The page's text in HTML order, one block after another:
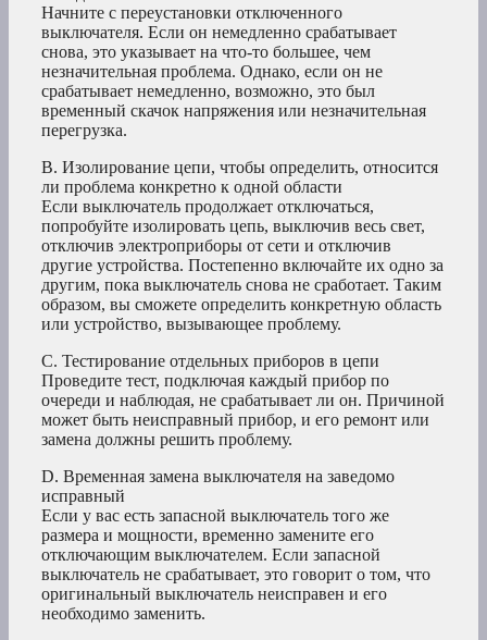
Начните с переустановки отключенного
выключателя. Если он немедленно срабатывает
снова, это указывает на что-то большее, чем
незначительная проблема. Однако, если он не
срабатывает немедленно, возможно, это был
временный скачок напряжения или незначительная
перегрузка.
B. Изолирование цепи, чтобы определить, относится
ли проблема конкретно к одной области
Если выключатель продолжает отключаться,
попробуйте изолировать цепь, выключив весь свет,
отключив электроприборы от сети и отключив
другие устройства. Постепенно включайте их одно за
другим, пока выключатель снова не сработает. Таким
образом, вы сможете определить конкретную область
или устройство, вызывающее проблему.
C. Тестирование отдельных приборов в цепи
Проведите тест, подключая каждый прибор по
очереди и наблюдая, не срабатывает ли он. Причиной
может быть неисправный прибор, и его ремонт или
замена должны решить проблему.
D. Временная замена выключателя на заведомо
исправный
Если у вас есть запасной выключатель того же
размера и мощности, временно замените его
отключающим выключателем. Если запасной
выключатель не срабатывает, это говорит о том, что
оригинальный выключатель неисправен и его
необходимо заменить.